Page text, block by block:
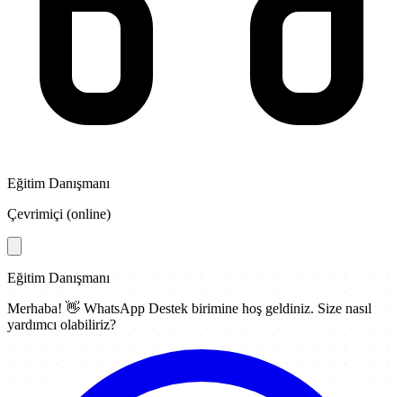
Eğitim Danışmanı
Çevrimiçi (online)
Eğitim Danışmanı
Merhaba! 👋 WhatsApp Destek birimine hoş geldiniz. Size nasıl
yardımcı olabiliriz?